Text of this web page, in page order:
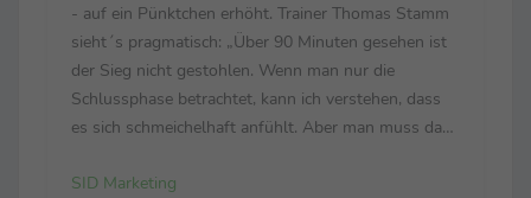
- auf ein Pünktchen erhöht. Trainer Thomas Stamm
sieht´s pragmatisch: „Über 90 Minuten gesehen ist
der Sieg nicht gestohlen. Wenn man nur die
Schlussphase betrachtet, kann ich verstehen, dass
es sich schmeichelhaft anfühlt. Aber man muss das
in Ordnung.“ Sieht sein Pendant Heiner ...
SID Marketing